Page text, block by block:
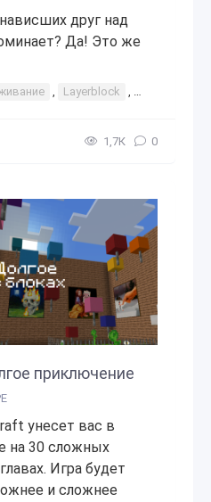
друг над
Да! Это же
, Layerblock , карта
1,7К 0
приключение
унесет вас в
на 30 сложных
Игра будет
и сложнее